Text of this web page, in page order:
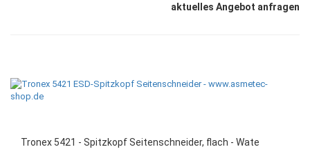
aktuelles Angebot anfragen
Tronex 5421 - Spitzkopf Seitenschneider, flach - Wate